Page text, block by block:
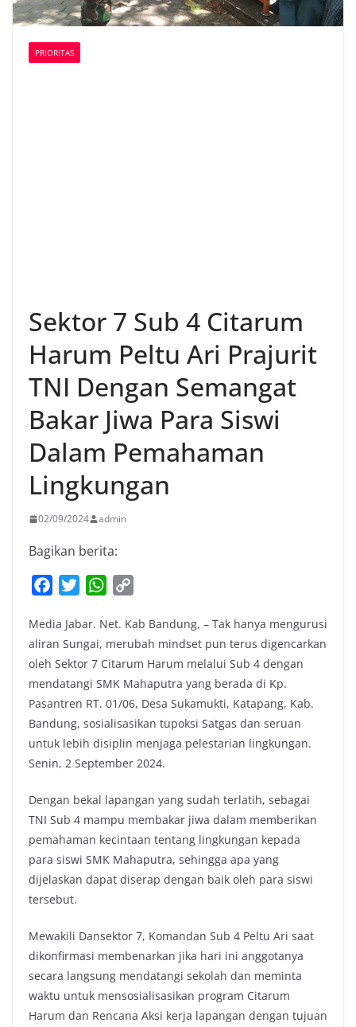
PRIORITAS
Sektor 7 Sub 4 Citarum
Harum Peltu Ari Prajurit
TNI Dengan Semangat
Bakar Jiwa Para Siswi
Dalam Pemahaman
Lingkungan
02/09/2024 admin
Bagikan berita:
c
e
b
o
o
k
i
t
t
e
r
W
a
t
s
A
p
p
p
y
L
i
n
k
Media Jabar. Net. Kab Bandung, – Tak hanya mengurusi
aliran Sungai, merubah mindset pun terus digencarkan
oleh Sektor 7 Citarum Harum melalui Sub 4 dengan
mendatangi SMK Mahaputra yang berada di Kp.
Pasantren RT. 01/06, Desa Sukamukti, Katapang, Kab.
Bandung, sosialisasikan tupoksi Satgas dan seruan
untuk lebih disiplin menjaga pelestarian lingkungan.
Senin, 2 September 2024.
Dengan bekal lapangan yang sudah terlatih, sebagai
TNI Sub 4 mampu membakar jiwa dalam memberikan
pemahaman kecintaan tentang lingkungan kepada
para siswi SMK Mahaputra, sehingga apa yang
dijelaskan dapat diserap dengan baik oleh para siswi
tersebut.
Mewakili Dansektor 7, Komandan Sub 4 Peltu Ari saat
dikonfirmasi membenarkan jika hari ini anggotanya
secara langsung mendatangi sekolah dan meminta
waktu untuk mensosialisasikan program Citarum
Harum dan Rencana Aksi kerja lapangan dengan tujuan